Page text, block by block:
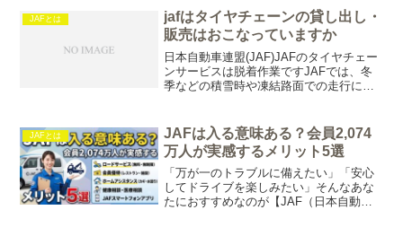
めの心構えと、初心者でも実践しやすい
練習法を知っておけば、自信を持ってハ
ンドルを握れるようになります。
JAFとは
jafはタイヤチェーンの貸し出し・
販売はおこなっていますか
日本自動車連盟(JAF)JAFのタイヤチェー
ンサービスは脱着作業ですJAFでは、冬
季などの積雪時や凍結路面での走行に必
ンの貸し出しや販売は行っていません。
JAFの行っ...
JAFとは
JAFは入る意味ある？会員2,074
万人が実感するメリット5選
「万が一のトラブルに備えたい」「安心
してドライブを楽しみたい」そんなあな
たにおすすめなのが【JAF（日本自動車